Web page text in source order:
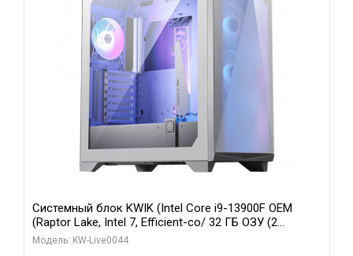
Системный блок KWIK (Intel Core i9-13900F OEM
(Raptor Lake, Intel 7, Efficient-co/ 32 ГБ ОЗУ (2
модуля)/ Gigabyte RTX5070Ti AERO OC 16GB GDDR7
Модель: KW-Live0044